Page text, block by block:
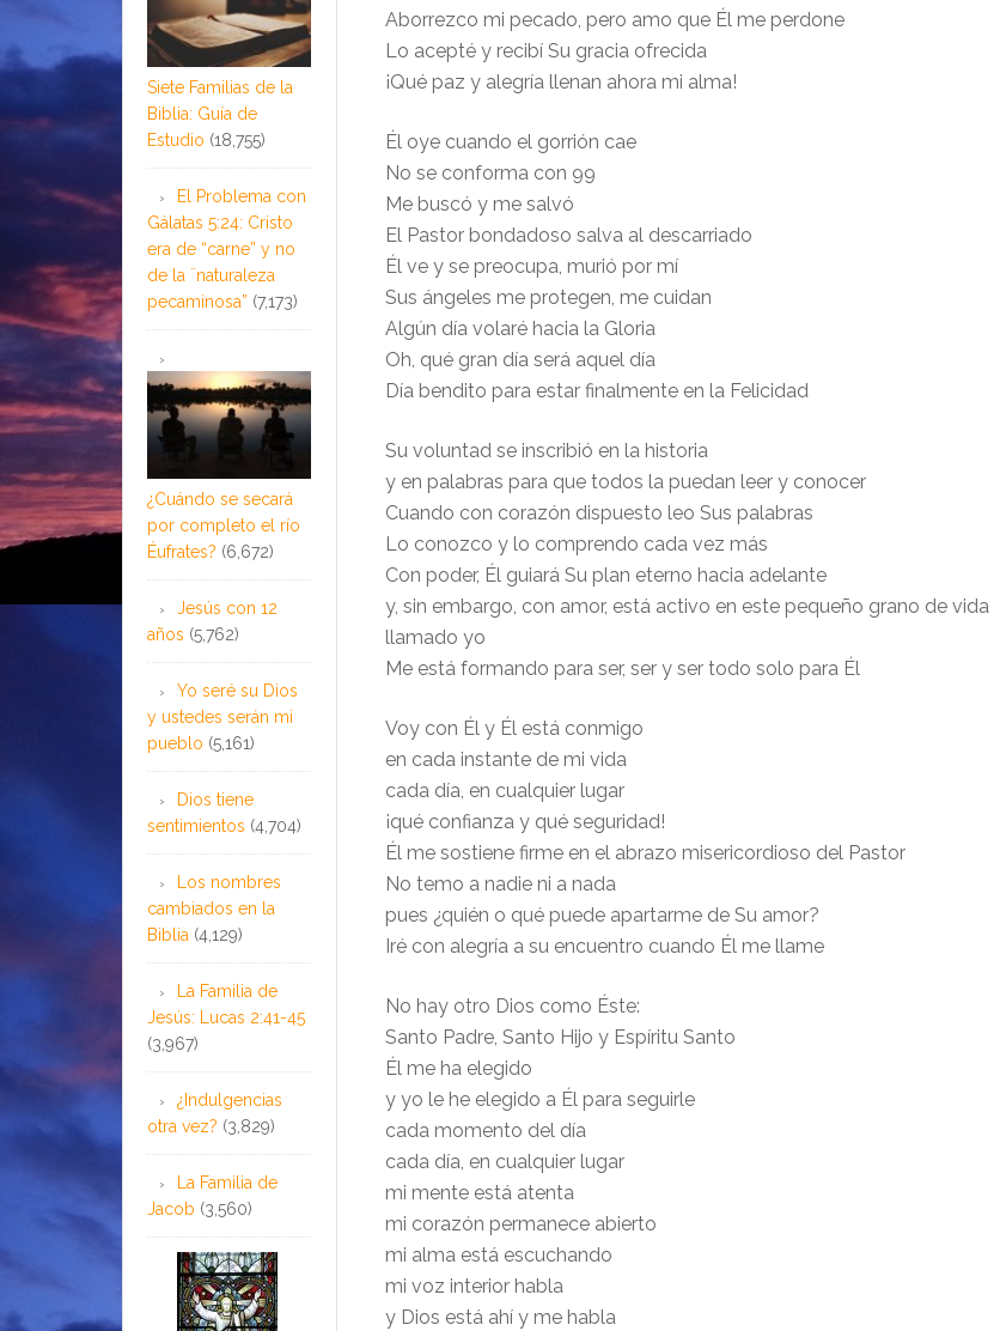
Aborrezco mi pecado, pero amo que Él me perdone
Lo acepté y recibí Su gracia ofrecida
¡Qué paz y alegría llenan ahora mi alma!
Él oye cuando el gorrión cae
No se conforma con 99
Me buscó y me salvó
El Pastor bondadoso salva al descarriado
Él ve y se preocupa, murió por mí
Sus ángeles me protegen, me cuidan
Algún día volaré hacia la Gloria
Oh, qué gran día será aquel día
Día bendito para estar finalmente en la Felicidad
Su voluntad se inscribió en la historia
y en palabras para que todos la puedan leer y conocer
Cuando con corazón dispuesto leo Sus palabras
Lo conozco y lo comprendo cada vez más
Con poder, Él guiará Su plan eterno hacia adelante
y, sin embargo, con amor, está activo en este pequeño grano de vida
llamado yo
Me está formando para ser, ser y ser todo solo para Él
Voy con Él y Él está conmigo
en cada instante de mi vida
cada día, en cualquier lugar
¡qué confianza y qué seguridad!
Él me sostiene firme en el abrazo misericordioso del Pastor
No temo a nadie ni a nada
pues ¿quién o qué puede apartarme de Su amor?
Iré con alegría a su encuentro cuando Él me llame
No hay otro Dios como Éste:
Santo Padre, Santo Hijo y Espíritu Santo
Él me ha elegido
y yo le he elegido a Él para seguirle
cada momento del día
cada día, en cualquier lugar
mi mente está atenta
mi corazón permanece abierto
mi alma está escuchando
mi voz interior habla
y Dios está ahí y me habla
Siete Familias de la
Biblia: Guía de
Estudio (18,755)
El Problema con
Gálatas 5:24: Cristo
era de “carne” y no
de la ¨naturaleza
pecaminosa” (7,173)
¿Cuándo se secará
por completo el río
Éufrates? (6,672)
Jesús con 12
años (5,762)
Yo seré su Dios
y ustedes serán mi
pueblo (5,161)
Dios tiene
sentimientos (4,704)
Los nombres
cambiados en la
Biblia (4,129)
La Familia de
Jesús: Lucas 2:41-45
(3,967)
¿Indulgencias
otra vez? (3,829)
La Familia de
Jacob (3,560)